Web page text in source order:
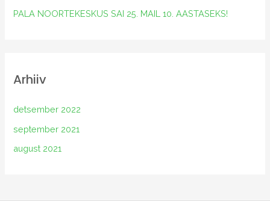
PALA NOORTEKESKUS SAI 25. MAIL 10. AASTASEKS!
Arhiiv
detsember 2022
september 2021
august 2021